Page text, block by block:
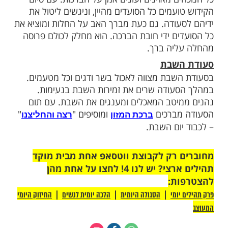
לכן שרים את הזמירות המוכרות כל כך – שלום
השלום. היות ובליל שבת מתלווים אל אבי
מלאכים הבאים יחד אתו מבית הכנסת. בני
את המלאכים בשירה ונפרדים מהם
מי ימצא וברכת הבנים
טרחה אשת החיל רבות בהכנת האוכל
ואכן פוצח הבעל בשיר ומפאר את אשת
מסוימות לאשת חיל. נהוג כי האב מברך
שלו, הוא מניח את ידו מעל ראשם ומברך
הבנים– ישימך אלוקים כאפרים וכמנשה -
אלוקים כשרה רבקה רחל ולאה - לבנות.
מסיים בברכת יברך ה'.